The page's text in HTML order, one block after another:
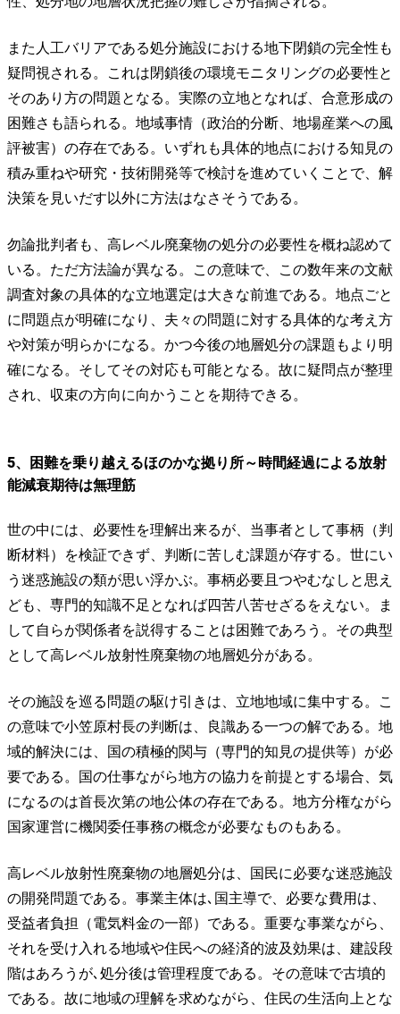
また人工バリアである処分施設における地下閉鎖の完全性も
疑問視される。これは閉鎖後の環境モニタリングの必要性と
そのあり方の問題となる。実際の立地となれば、合意形成の
困難さも語られる。地域事情（政治的分断、地場産業への風
評被害）の存在である。いずれも具体的地点における知見の
積み重ねや研究・技術開発等で検討を進めていくことで、解
決策を見いだす以外に方法はなさそうである。
勿論批判者も、高レベル廃棄物の処分の必要性を概ね認めて
いる。ただ方法論が異なる。この意味で、この数年来の文献
調査対象の具体的な立地選定は大きな前進である。地点ごと
に問題点が明確になり、夫々の問題に対する具体的な考え方
や対策が明らかになる。かつ今後の地層処分の課題もより明
確になる。そしてその対応も可能となる。故に疑問点が整理
され、収束の方向に向かうことを期待できる。
5、困難を乗り越えるほのかな拠り所～時間経過による放射
能減衰期待は無理筋
世の中には、必要性を理解出来るが、当事者として事柄（判
断材料）を検証できず、判断に苦しむ課題が存する。世にい
う迷惑施設の類が思い浮かぶ。事柄必要且つやむなしと思え
ども、専門的知識不足となれば四苦八苦せざるをえない。ま
して自らが関係者を説得することは困難であろう。その典型
として高レベル放射性廃棄物の地層処分がある。
その施設を巡る問題の駆け引きは、立地地域に集中する。こ
の意味で小笠原村長の判断は、良識ある一つの解である。地
域的解決には、国の積極的関与（専門的知見の提供等）が必
要である。国の仕事ながら地方の協力を前提とする場合、気
になるのは首長次第の地公体の存在である。地方分権ながら
国家運営に機関委任事務の概念が必要なものもある。
高レベル放射性廃棄物の地層処分は、国民に必要な迷惑施設
の開発問題である。事業主体は､国主導で、必要な費用は、
受益者負担（電気料金の一部）である。重要な事業ながら、
それを受け入れる地域や住民への経済的波及効果は、建設段
階はあろうが､処分後は管理程度である。その意味で古墳的
である。故に地域の理解を求めながら、住民の生活向上とな